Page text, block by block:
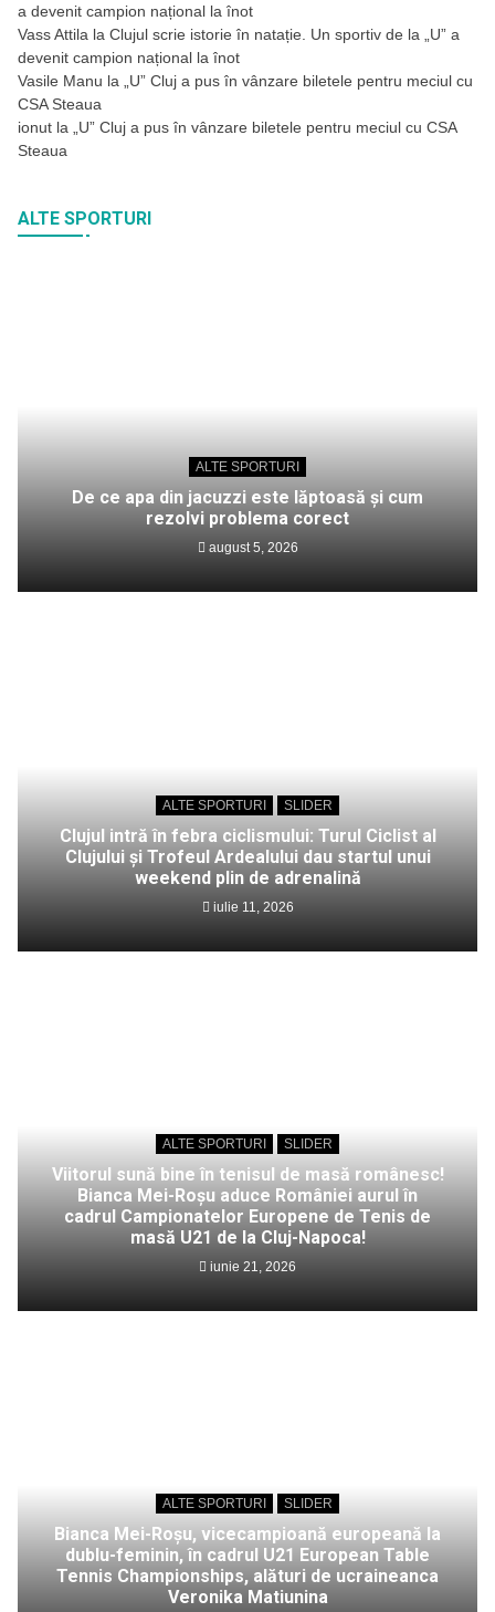
a devenit campion național la înot
Vass Attila la Clujul scrie istorie în natație. Un sportiv de la „U” a
devenit campion național la înot
Vasile Manu la
„U” Cluj a pus în vânzare biletele pentru meciul cu
CSA Steaua
ionut la
„U” Cluj a pus în vânzare biletele pentru meciul cu CSA
Steaua
ALTE SPORTURI
ALTE SPORTURI
De ce apa din jacuzzi este lăptoasă și cum
rezolvi problema corect
august 5, 2026
ALTE SPORTURI SLIDER
Clujul intră în febra ciclismului: Turul Ciclist al
Clujului și Trofeul Ardealului dau startul unui
weekend plin de adrenalină
iulie 11, 2026
ALTE SPORTURI SLIDER
Viitorul sună bine în tenisul de masă românesc!
Bianca Mei-Roșu aduce României aurul în
cadrul Campionatelor Europene de Tenis de
masă U21 de la Cluj-Napoca!
iunie 21, 2026
ALTE SPORTURI SLIDER
Bianca Mei-Roșu, vicecampioană europeană la
dublu-feminin, în cadrul U21 European Table
Tennis Championships, alături de ucraineanca
Veronika Matiunina